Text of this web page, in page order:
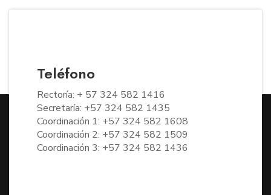
Teléfono
Rectoría: + 57 324 582 1416
Secretaría: +57 324 582 1435
Coordinación 1: +57 324 582 1608
Coordinación 2: +57 324 582 1509
Coordinación 3: +57 324 582 1436